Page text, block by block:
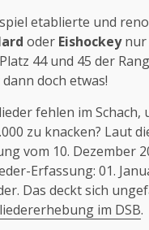
etablierte und
oder Eishockeynur
44 und 45 der
doch etwas!
fehlen im Schach,
zu knacken? Laut
vom 10. Dezember
Erfassung: 01.
Das deckt sich
im DSB.